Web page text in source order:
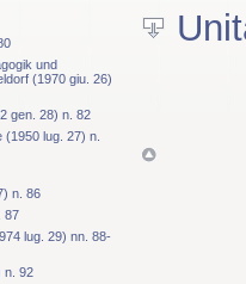
und
(1970 giu. 26)
gen. 28) n. 82
lug. 27) n.
n. 86
87
lug. 29) nn. 88-
n. 92